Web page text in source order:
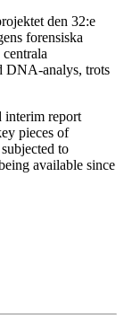
den 32:e
forensiska
DNA-analys, trots
interim report
pieces of
to
available since